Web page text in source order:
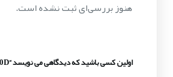
هنوز بررسی‌ای ثبت نشده است.
اولین کسی باشید که دیدگاهی می نویسد “RG6U-V00620D”